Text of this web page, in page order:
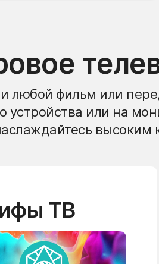
любой фильм или
устройства или на
высоким
ТВ